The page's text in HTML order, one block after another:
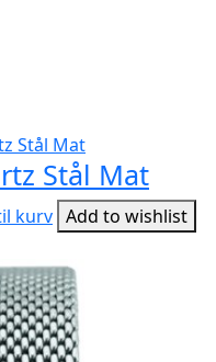
Stål Mat
kr..
kurv Add to wishlist